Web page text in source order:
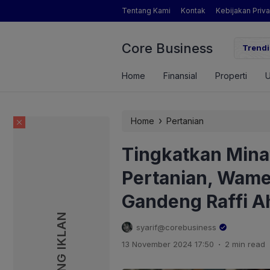
Tentang Kami Kontak Kebijakan
Core Business
Pertanian yang Dimaksud Mentan Amran?
Home Finansial Properti
Home › Pertanian
Tingkatkan
Pertanian,
Gandeng Raffi
syarif@corebusiness
13 November 2024 17:50 . 2 min read